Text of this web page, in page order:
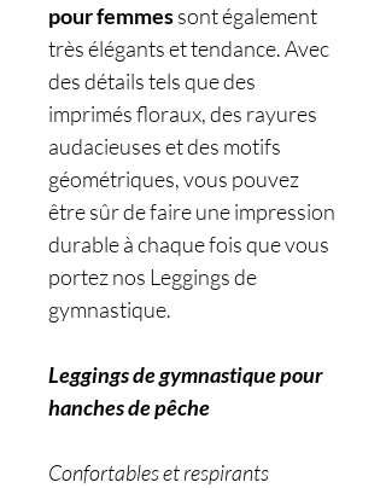
pour femmessont également
très élégants et tendance. Avec
des détails tels que des
imprimés floraux, des rayures
audacieuses et des motifs
géométriques, vous pouvez
être sûr de faire une impression
durable à chaque fois que vous
portez nos Leggings de
gymnastique.
Leggings de gymnastique pour
hanches de pêche
Confortables et respirants